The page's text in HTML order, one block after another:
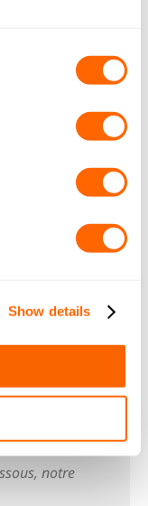
Show details
peuvent être
notre